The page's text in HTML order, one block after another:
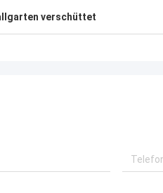
verschüttet